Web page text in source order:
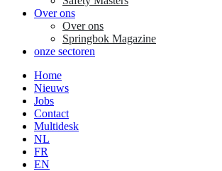
Over ons
Over ons
Springbok Magazine
onze sectoren
Home
Nieuws
Jobs
Contact
Multidesk
NL
FR
EN